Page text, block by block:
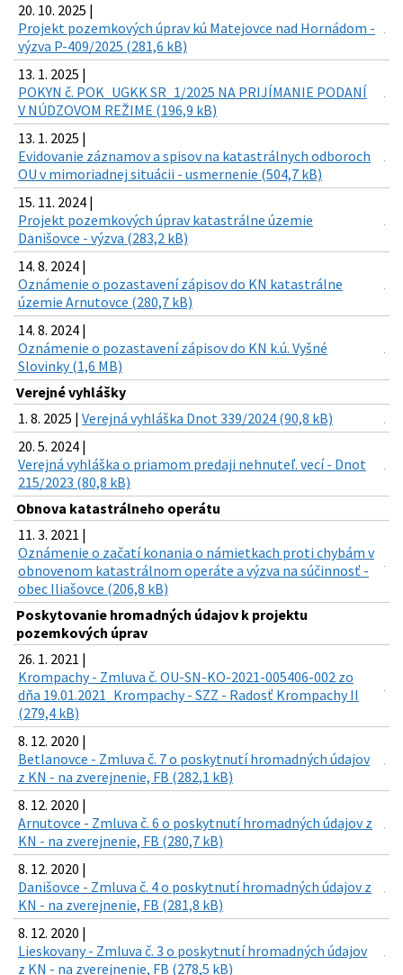
20. 10. 2025 |
Projekt pozemkových úprav kú Matejovce nad Hornádom -
výzva P-409/2025 (281,6 kB)
13. 1. 2025 |
POKYN č. POK_UGKK SR_1/2025 NA PRIJÍMANIE PODANÍ
V NÚDZOVOM REŽIME (196,9 kB)
13. 1. 2025 |
Evidovanie záznamov a spisov na katastrálnych odboroch
OU v mimoriadnej situácii - usmernenie (504,7 kB)
15. 11. 2024 |
Projekt pozemkových úprav katastrálne územie
Danišovce - výzva (283,2 kB)
14. 8. 2024 |
Oznámenie o pozastavení zápisov do KN katastrálne
územie Arnutovce (280,7 kB)
14. 8. 2024 |
Oznámenie o pozastavení zápisov do KN k.ú. Vyšné
Slovinky (1,6 MB)
Verejné vyhlášky
1. 8. 2025 | Verejná vyhláška Dnot 339/2024 (90,8 kB)
20. 5. 2024 |
Verejná vyhláška o priamom predaji nehnuteľ. vecí - Dnot
215/2023 (80,8 kB)
Obnova katastrálneho operátu
11. 3. 2021 |
Oznámenie o začatí konania o námietkach proti chybám v
obnovenom katastrálnom operáte a výzva na súčinnosť -
obec Iliašovce (206,8 kB)
Poskytovanie hromadných údajov k projektu
pozemkových úprav
26. 1. 2021 |
Krompachy - Zmluva č. OU-SN-KO-2021-005406-002 zo
dňa 19.01.2021_Krompachy - SZZ - Radosť Krompachy II
(279,4 kB)
8. 12. 2020 |
Betlanovce - Zmluva č. 7 o poskytnutí hromadných údajov
z KN - na zverejnenie, FB (282,1 kB)
8. 12. 2020 |
Arnutovce - Zmluva č. 6 o poskytnutí hromadných údajov z
KN - na zverejnenie, FB (280,7 kB)
8. 12. 2020 |
Danišovce - Zmluva č. 4 o poskytnutí hromadných údajov z
KN - na zverejnenie, FB (281,8 kB)
8. 12. 2020 |
Lieskovany - Zmluva č. 3 o poskytnutí hromadných údajov
z KN - na zverejnenie, FB (278,5 kB)